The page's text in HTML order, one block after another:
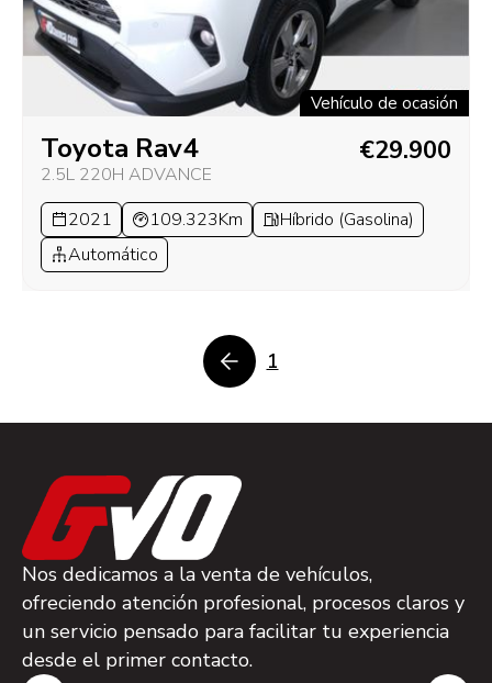
Vehículo de ocasión
Toyota Rav4
2.5L 220H ADVANCE
€29.900
2021 109.323Km
Híbrido (Gasolina)
Automático
1
Nos dedicamos a la venta de vehículos,
ofreciendo atención profesional, procesos claros y
un servicio pensado para facilitar tu experiencia
desde el primer contacto.